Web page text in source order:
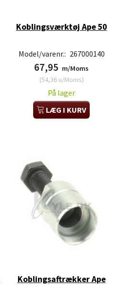
Koblingsværktøj Ape 50
Model/varenr.: 267000140
67,95 m/Moms
(54,36u/Moms)
På lager
LÆG I KURV
Koblingsaftrækker Ape